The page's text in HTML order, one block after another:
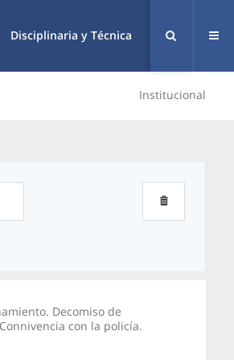
Disciplinaria y Técnica
Institucional
Decomiso de
con la policía.